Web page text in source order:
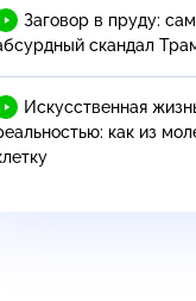
Заговор в пруду:
скандал
Искусственная
как из